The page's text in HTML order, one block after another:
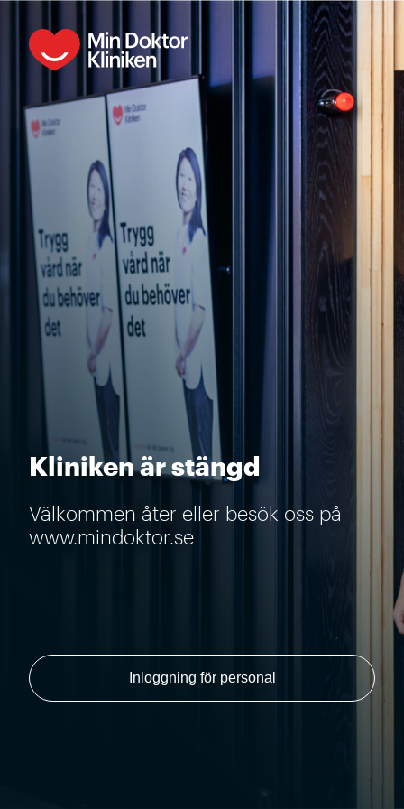
Kliniken är stängd
Välkommen åter eller besök oss på
www.mindoktor.se
Inloggning för personal